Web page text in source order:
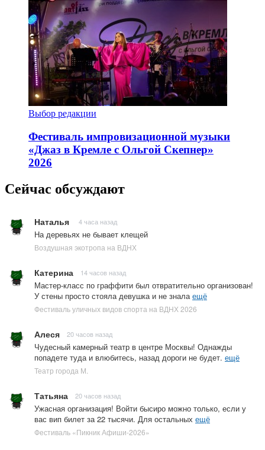
Выбор редакции
Фестиваль импровизационной музыки
«Джаз в Кремле с Ольгой Скепнер»
2026
Сейчас обсуждают
Наталья 4 часа назад
На деревьях не бывает клещей
Воздушная экотропа на ВДНХ
Катерина 14 часов назад
Мастер-класс по граффити был отвратительно организован!
У стены просто стояла девушка и не зналаещё
Фестиваль уличных видов спорта на ВДНХ 2026
Алеся 20 часов назад
Чудесный камерный театр в центре Москвы! Однажды
попадете туда и влюбитесь, назад дороги не будет. ещё
Театр города М.
Татьяна 20 часов назад
Ужасная организация! Войти бысиро можно только, если у
вас вип билет за 22 тысячи. Для остальных ещё
Фестиваль «Пикник Афиши-2026»